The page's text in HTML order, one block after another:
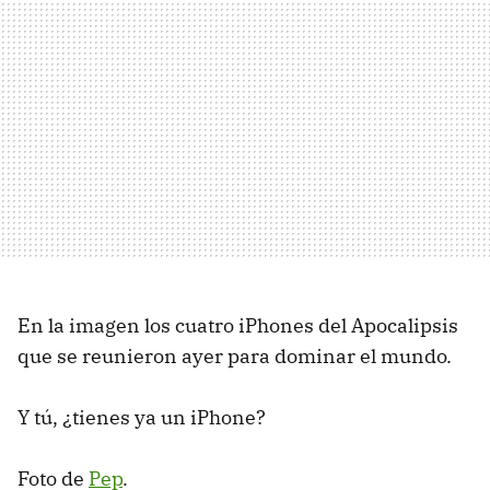
En la imagen los cuatro iPhones del Apocalipsis
que se reunieron ayer para dominar el mundo.
Y tú, ¿tienes ya un iPhone?
Foto de Pep.